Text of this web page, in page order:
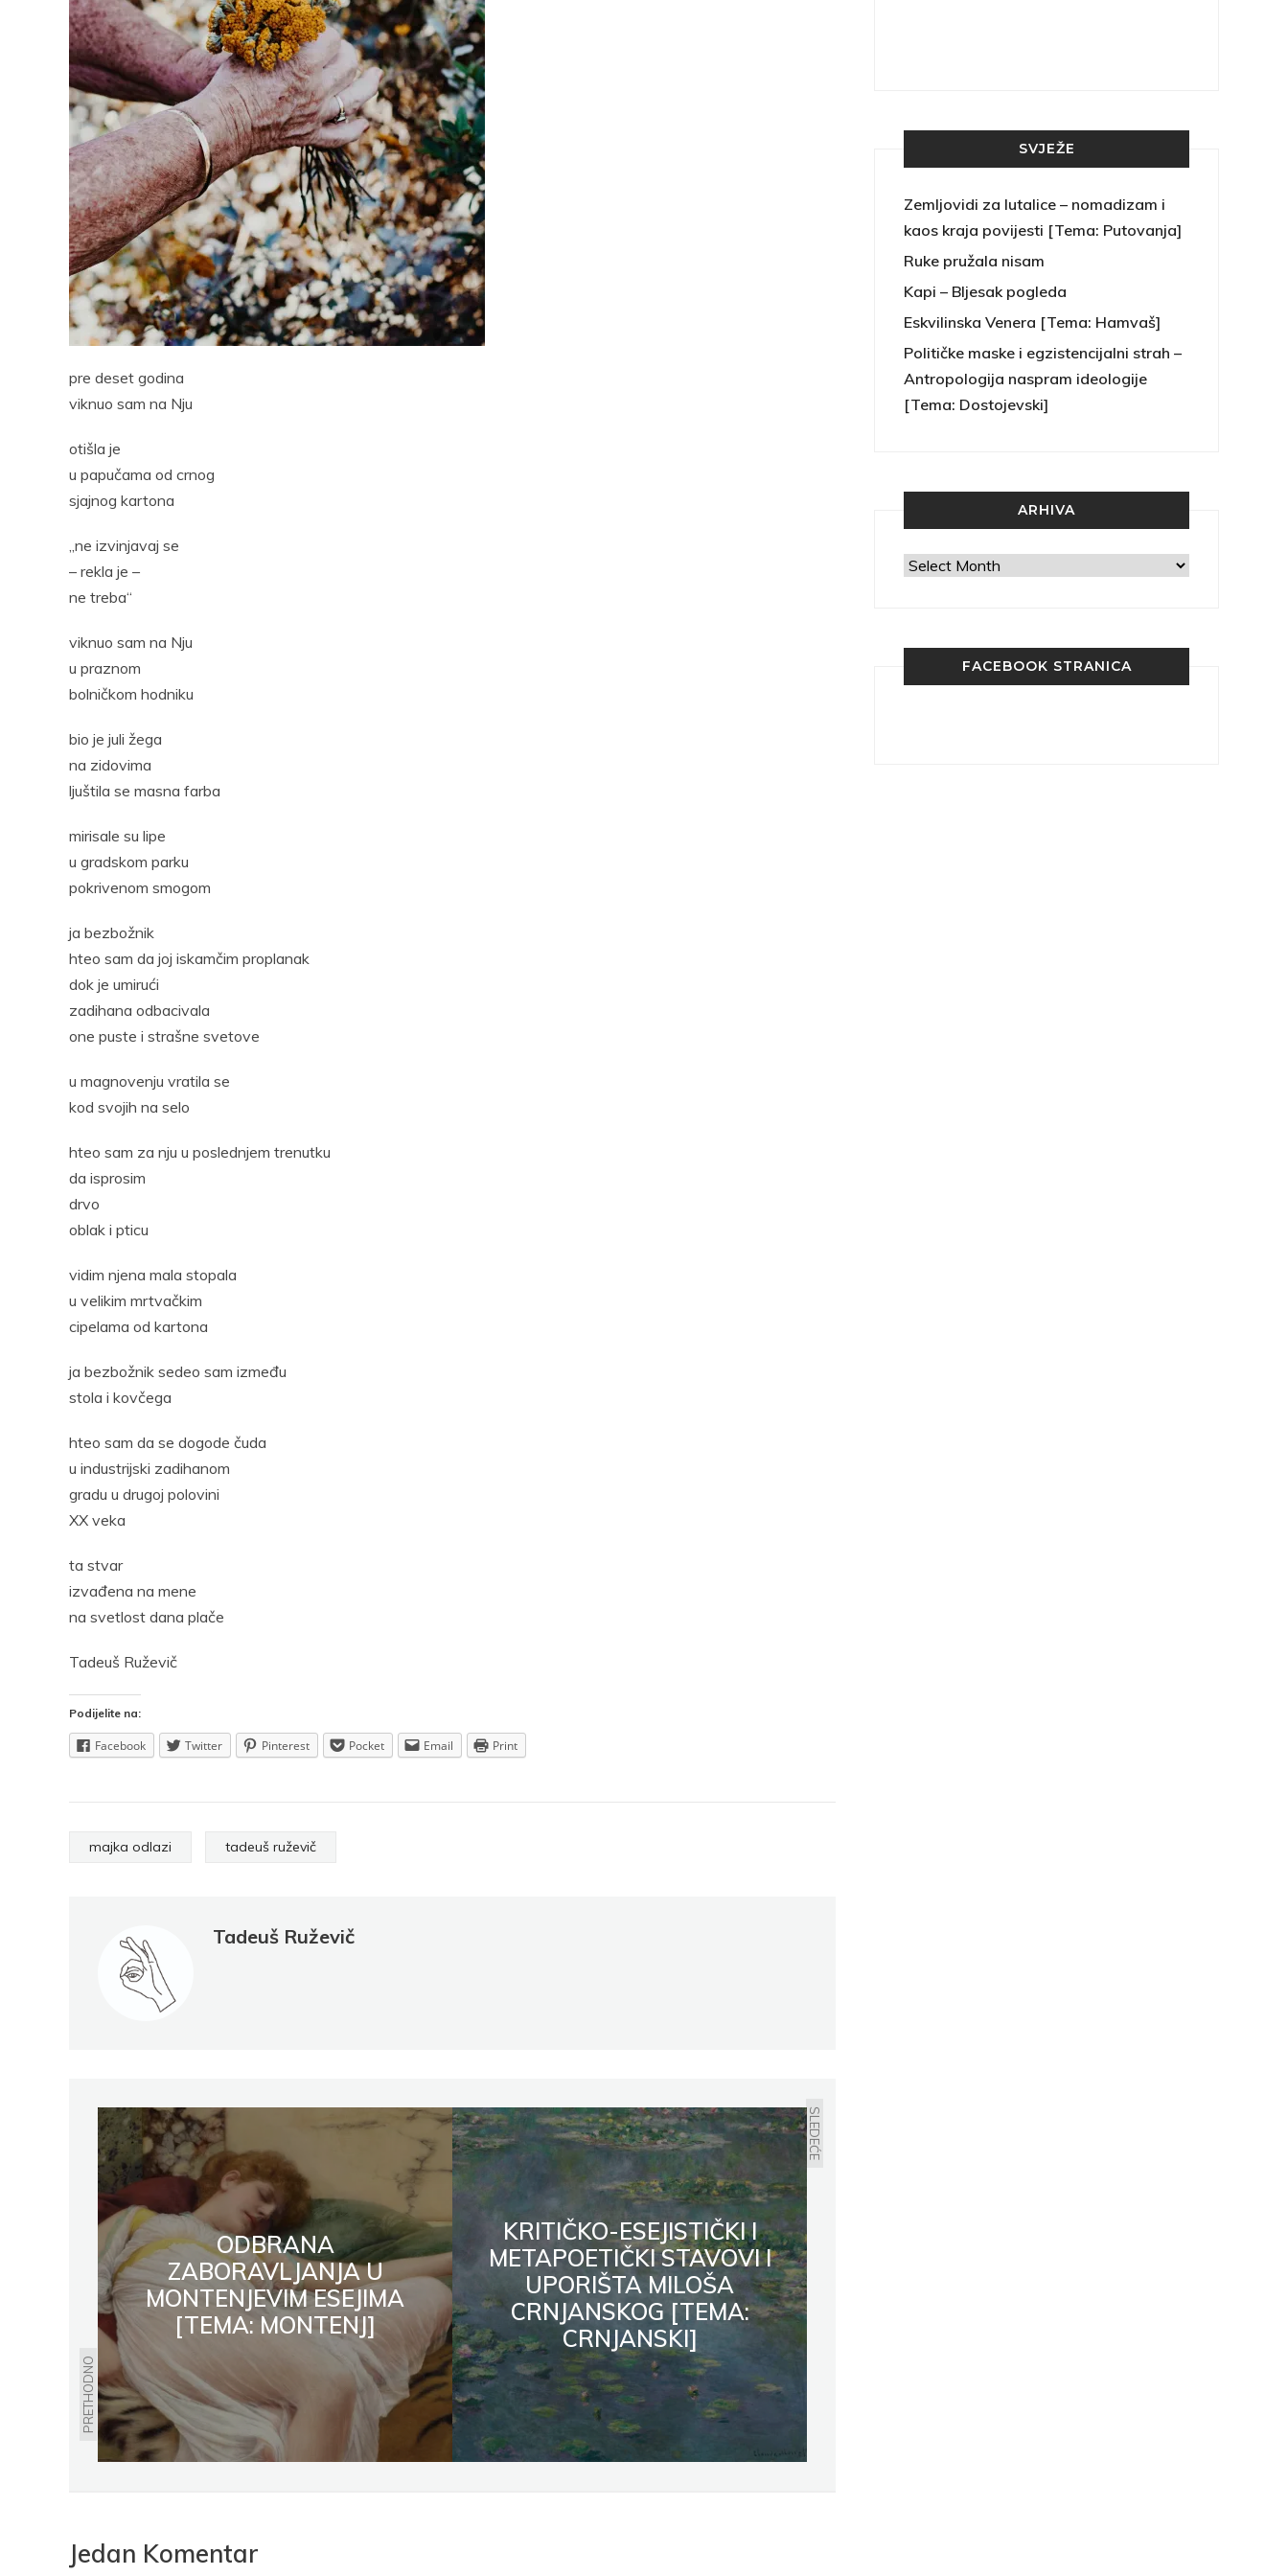
pre deset godina
viknuo sam na Nju
otišla je
u papučama od crnog
sjajnog kartona
„ne izvinjavaj se
– rekla je –
ne treba“
viknuo sam na Nju
u praznom
bolničkom hodniku
bio je juli žega
na zidovima
ljuštila se masna farba
mirisale su lipe
u gradskom parku
pokrivenom smogom
ja bezbožnik
hteo sam da joj iskamčim proplanak
dok je umirući
zadihana odbacivala
one puste i strašne svetove
u magnovenju vratila se
kod svojih na selo
hteo sam za nju u poslednjem trenutku
da isprosim
drvo
oblak i pticu
vidim njena mala stopala
u velikim mrtvačkim
cipelama od kartona
ja bezbožnik sedeo sam između
stola i kovčega
hteo sam da se dogode čuda
u industrijski zadihanom
gradu u drugoj polovini
XX veka
ta stvar
izvađena na mene
na svetlost dana plače
Tadeuš Ruževič
Podijelite na:
Facebook Twitter Pinterest Pocket Email Print
majka odlazi tadeuš ruževič
Tadeuš Ruževič
PRETHODNO
ODBRANA
ZABORAVLJANJA U
MONTENJEVIM ESEJIMA
[TEMA: MONTENJ]
SLEDEĆE
KRITIČKO-ESEJISTIČKI I
METAPOETIČKI STAVOVI I
UPORIŠTA MILOŠA
CRNJANSKOG [TEMA:
CRNJANSKI]
Jedan Komentar
Pocket
Email Print Facebook Twitter
Pocket
Email
SVJEŽE
Zemljovidi za lutalice – nomadizam i
kaos kraja povijesti [Tema: Putovanja]
Ruke pružala nisam
Kapi – Bljesak pogleda
Eskvilinska Venera [Tema: Hamvaš]
Političke maske i egzistencijalni strah –
Antropologija naspram ideologije
[Tema: Dostojevski]
ARHIVA
Arhiva
FACEBOOK STRANICA